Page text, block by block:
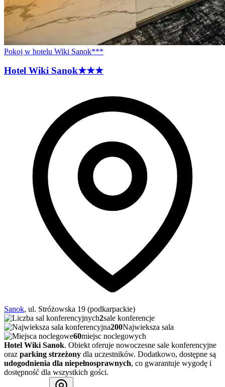
Pokoj w hotelu Wiki Sanok***
Hotel Wiki Sanok★★★
Sanok, ul. Stróżowska 19 (podkarpackie)
2sale konferencje
200Najwieksza sala
60miejsc noclegowych
Hotel Wiki Sanok. Obiekt oferuje nowoczesne sale konferencyjne
oraz parking strzeżony dla uczestników. Dodatkowo, dostępne są
udogodnienia dla niepełnosprawnych, co gwarantuje wygodę i
dostępność dla wszystkich gości.